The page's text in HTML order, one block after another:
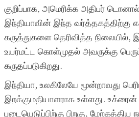
குறிப்பாக, அமெரிக்க அதிபர்
இந்தியாவின் இந்த வர்த்தகத்திற்கு
கருத்துகளை தெரிவித்த நிலையில்,
உயர்மட்ட கொள்முதல் அவருக்கு
கருதப்படுகிறது.
இந்தியா, உலகிலேயே மூன்றாவது
இறக்குமதியாளராக உள்ளது.
படையெடுப்பிற்கு பிறகு,